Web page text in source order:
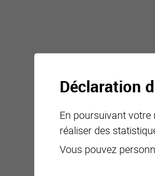
Déclaration
En poursuivant
réaliser des
Vous pouvez